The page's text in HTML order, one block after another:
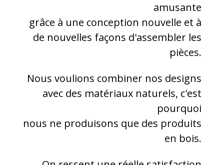
amusante
grâce à une conception nouvelle et à
de nouvelles façons d'assembler les
pièces.
Nous voulions combiner nos designs
avec des matériaux naturels, c'est
pourquoi
nous ne produisons que des produits
en bois.